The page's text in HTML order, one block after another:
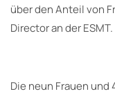
über den Anteil von
Director an der ESMT.
Die neun Frauen und